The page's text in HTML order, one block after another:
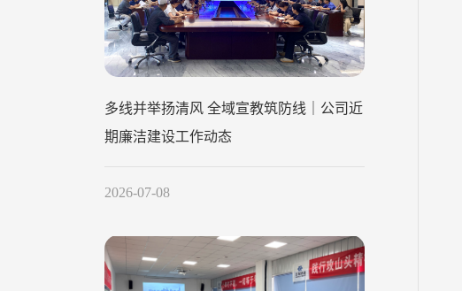
多线并举扬清风 全域宣教筑防线｜公司近
期廉洁建设工作动态
2026-07-08